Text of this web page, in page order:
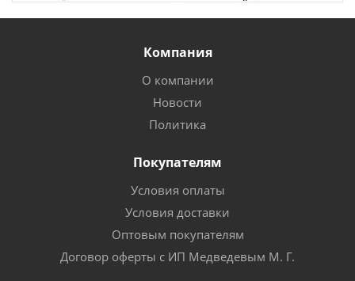
Компания
О компании
Новости
Политика
Покупателям
Условия оплаты
Условия доставки
Оптовым покупателям
Договор оферты с ИП Медведевым М. Г.